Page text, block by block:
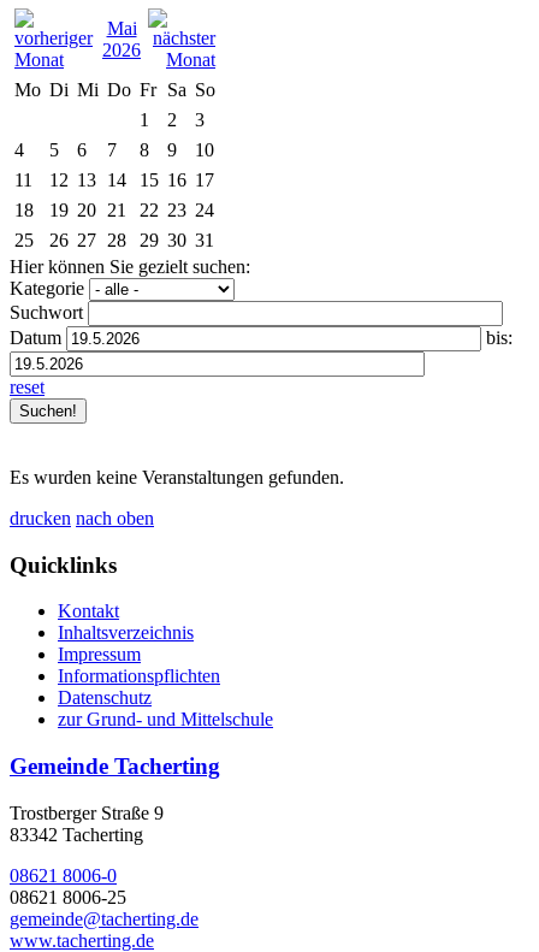
Mai
2026
Mo Di Mi Do Fr Sa So
1
2
3
4
5 6 7 8 9
10
11
12 13 14 15 16 17
18
19 20 21 22 23 24
25
26 27 28 29 30 31
Hier können Sie gezielt suchen:
Kategorie
Suchwort
Datum
bis:
reset
Es wurden keine Veranstaltungen gefunden.
drucken nach oben
Quicklinks
Kontakt
Inhaltsverzeichnis
Impressum
Informationspflichten
Datenschutz
zur Grund- und Mittelschule
Gemeinde Tacherting
Trostberger Straße 9
83342 Tacherting
08621 8006-0
08621 8006-25
gemeinde@tacherting.de
www.tacherting.de